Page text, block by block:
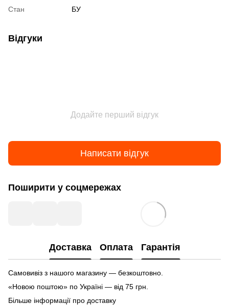
Стан БУ
Відгуки
Додайте перший відгук
Написати відгук
Поширити у соцмережах
Доставка Оплата Гарантія
Самовивіз з нашого магазину — безкоштовно.
«Новою поштою» по Україні — від 75 грн.
Більше інформації про доставку